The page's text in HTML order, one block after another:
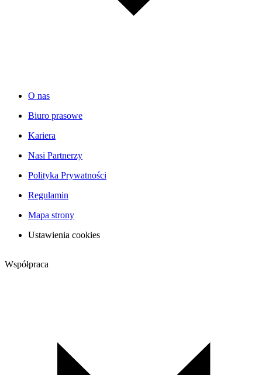
O nas
Biuro prasowe
Kariera
Nasi Partnerzy
Polityka Prywatności
Regulamin
Mapa strony
Ustawienia cookies
Współpraca